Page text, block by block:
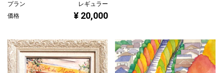
プラン
レギュラー
価格
¥ 20,000